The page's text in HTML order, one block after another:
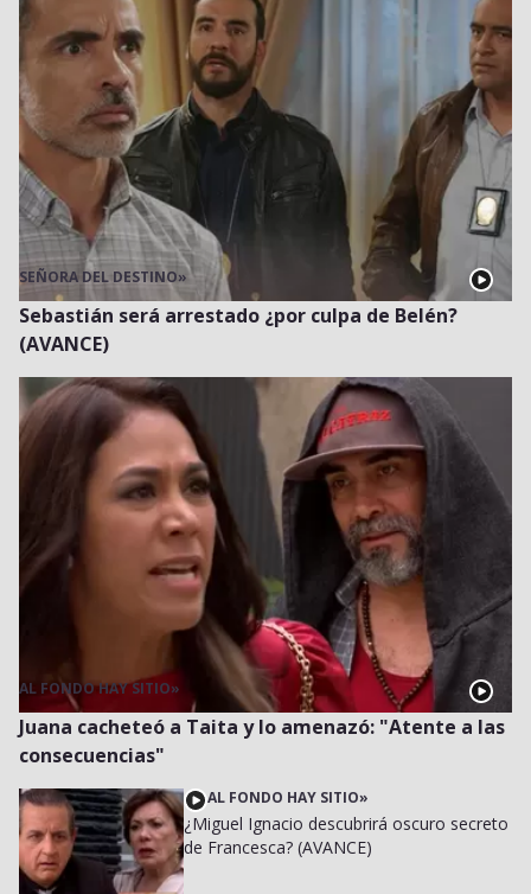
SEÑORA DEL DESTINO»
Sebastián será arrestado ¿por culpa de Belén?
(AVANCE)
AL FONDO HAY SITIO»
Juana cacheteó a Taita y lo amenazó: "Atente a las
consecuencias"
AL FONDO HAY SITIO»
¿Miguel Ignacio descubrirá oscuro secreto
de Francesca? (AVANCE)